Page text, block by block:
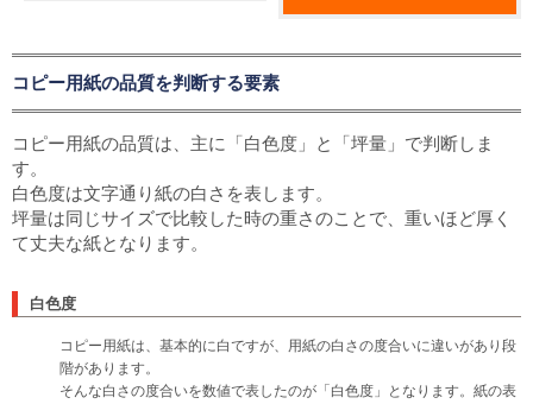
コピー用紙の品質を判断する要素
コピー用紙の品質は、主に「白色度」と「坪量」で判断しま
す。
白色度は文字通り紙の白さを表します。
坪量は同じサイズで比較した時の重さのことで、重いほど厚く
て丈夫な紙となります。
白色度
コピー用紙は、基本的に白ですが、用紙の白さの度合いに違いがあり段
階があります。
そんな白さの度合いを数値で表したのが「白色度」となります。紙の表